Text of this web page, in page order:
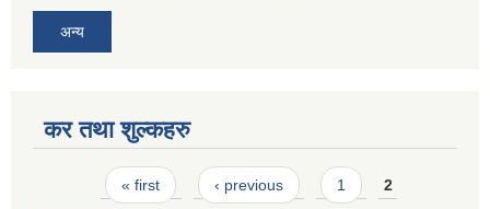
अन्य
कर तथा शुल्कहरु
Pages« first ‹ previous 1 2